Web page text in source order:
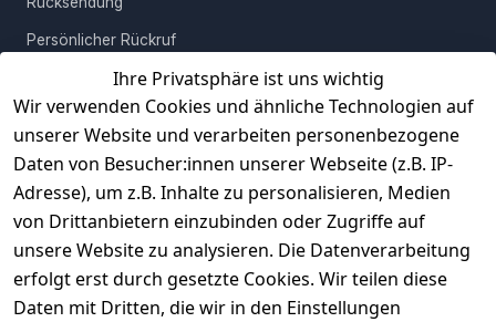
Ihre Privatsphäre ist uns wichtig
Wir verwenden Cookies und ähnliche Technologien auf
unserer Website und verarbeiten personenbezogene
Daten von Besucher:innen unserer Webseite (z.B. IP-
Adresse), um z.B. Inhalte zu personalisieren, Medien
von Drittanbietern einzubinden oder Zugriffe auf
unsere Website zu analysieren. Die Datenverarbeitung
erfolgt erst durch gesetzte Cookies. Wir teilen diese
Daten mit Dritten, die wir in den Einstellungen
Persönlicher Rückruf
Erfahrungen
Vertrag widerrufen
INFORMATIONEN
Widerrufsrecht
Datenschutz